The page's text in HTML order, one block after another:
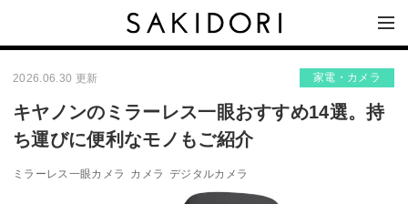
2026.06.30 更新 家電・カメラ
キヤノンのミラーレス一眼おすすめ14選。持
ち運びに便利なモノもご紹介
ミラーレス一眼カメラ カメラ デジタルカメラ